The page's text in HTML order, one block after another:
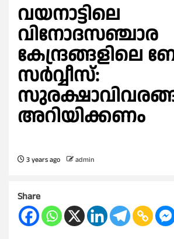
വയനാട്ടിലെ
വിനോദസഞ്ചാര
കേന്ദ്രങ്ങളിലെ
സര്‍വ്വീസ്:
അറിയിക്കണം
3 years ago admin
Share